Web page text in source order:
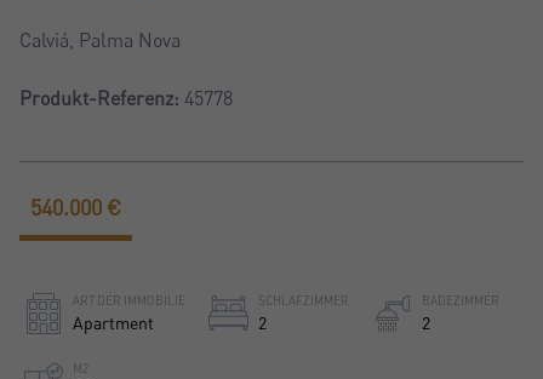
Calviá, Palma Nova
Produkt-Referenz: 45778
ART DER IMMOBILIE
Apartment
SCHLAFZIMMER
2
BADEZIMMER
2
M2
540.000 €